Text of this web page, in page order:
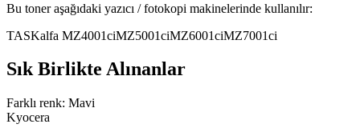
Bu toner aşağıdaki yazıcı / fotokopi makinelerinde kullanılır:
TASKalfa MZ4001ciMZ5001ciMZ6001ciMZ7001ci
Sık Birlikte Alınanlar
Farklı renk: Mavi
Kyocera